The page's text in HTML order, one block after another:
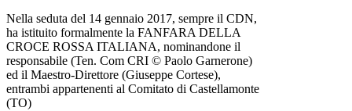
Nella seduta del 14 gennaio 2017, sempre il CDN,
ha istituito formalmente la FANFARA DELLA
CROCE ROSSA ITALIANA, nominandone il
responsabile (Ten. Com CRI © Paolo Garnerone)
ed il Maestro-Direttore (Giuseppe Cortese),
entrambi appartenenti al Comitato di Castellamonte
(TO)